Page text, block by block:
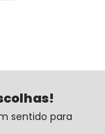
sentido para